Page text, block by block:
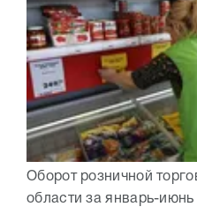
Оборот розничной
области за январь-